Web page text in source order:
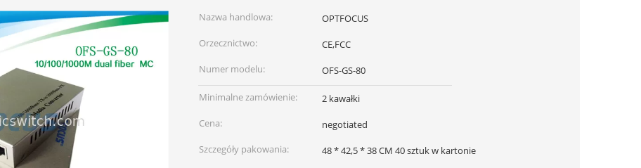
Nazwa handlowa:
OPTFOCUS
Orzecznictwo:
CE,FCC
Numer modelu:
OFS-GS-80
Minimalne zamówienie:
2 kawałki
Cena:
negotiated
Szczegóły pakowania:
48 * 42,5 * 38 CM 40 sztuk w kartonie